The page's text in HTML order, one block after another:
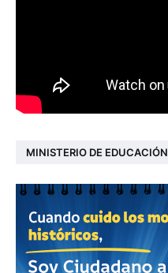
MINISTERIO DE EDUCACIÓN